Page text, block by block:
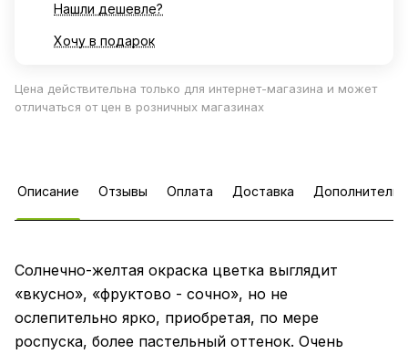
Нашли дешевле?
Хочу в подарок
Цена действительна только для интернет-магазина и может
отличаться от цен в розничных магазинах
Описание Отзывы Оплата Доставка
Солнечно-желтая окраска цветка выглядит
«вкусно», «фруктово - сочно», но не
ослепительно ярко, приобретая, по мере
роспуска, более пастельный оттенок. Очень